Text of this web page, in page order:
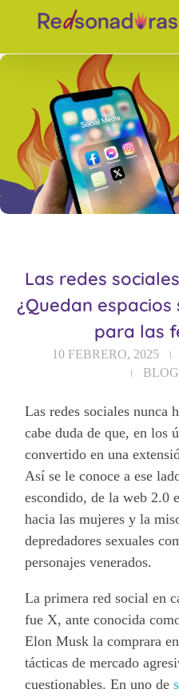
Las redes
¿Quedan
para las
10 FEBRERO, 2025
BLOG
Las redes sociales nunca
cabe duda de que, en los
convertido en una
Así se le conoce a ese
escondido, de la web 2.0
hacia las mujeres y la
depredadores sexuales
personajes venerados.
La primera red social en
fue X, ante conocida
Elon Musk la comprara
tácticas de mercado
cuestionables. En uno de